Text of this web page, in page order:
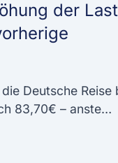
der
Deutsche Reise
83,70€ – anste…